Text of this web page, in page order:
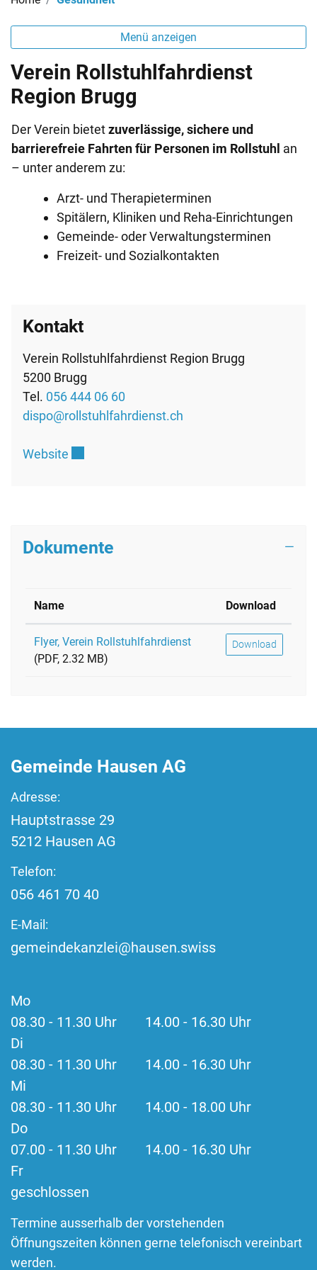
Menü anzeigen
Verein Rollstuhlfahrdienst
Region Brugg
Der Verein bietetzuverlässige, sichere und
barrierefreie Fahrten für Personen im Rollstuhl an
– unter anderem zu:
Arzt- und Therapieterminen
Spitälern, Kliniken und Reha-Einrichtungen
Gemeinde- oder Verwaltungsterminen
Freizeit- und Sozialkontakten
Kontakt
Verein Rollstuhlfahrdienst Region Brugg
5200 Brugg
Tel. 056 444 06 60
dispo@rollstuhlfahrdienst.ch
Website
Dokumente
Name Download
Flyer, Verein Rollstuhlfahrdienst
(PDF, 2.32 MB)
Download
Gemeinde Hausen AG
Adresse:
Hauptstrasse 29
5212 Hausen AG
Telefon:
056 461 70 40
E-Mail:
gemeindekanzlei@hausen.swiss
Mo
08.30 - 11.30 Uhr 14.00 - 16.30 Uhr
Di
08.30 - 11.30 Uhr 14.00 - 16.30 Uhr
Mi
08.30 - 11.30 Uhr 14.00 - 18.00 Uhr
Do
07.00 - 11.30 Uhr 14.00 - 16.30 Uhr
Fr
geschlossen
Termine ausserhalb der vorstehenden
Öffnungszeiten können gerne telefonisch vereinbart
werden.